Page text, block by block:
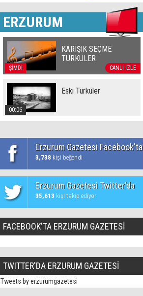
ERZURUM
ŞİMDİ CANLI İZLE
KARIŞIK SEÇME
TÜRKÜLER
00:06
Eski Türküler
Erzurum Gazetesi Facebook'ta
3,738 kişi beğendi
Erzurum Gazetesi Twitter'da
35,613 kişi takip ediyor
FACEBOOK'TA ERZURUM GAZETESİ
TWITTER'DA ERZURUM GAZETESİ
Tweets by erzurumgazetesi